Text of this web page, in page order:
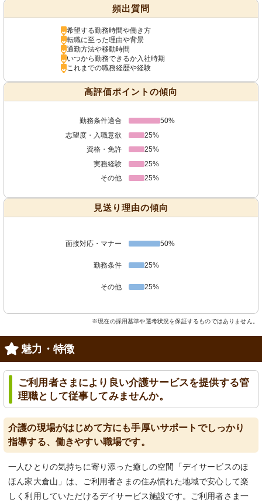
頻出質問
希望する勤務時間や働き方
転職に至った理由や背景
通勤方法や移動時間
いつから勤務できるか入社時期
これまでの職務経歴や経験
高評価ポイントの傾向
勤務条件適合
50%
志望度・入職意欲
25%
資格・免許
25%
実務経験
25%
その他
25%
見送り理由の傾向
面接対応・マナー 50%
勤務条件 25%
その他 25%
※現在の採用基準や選考状況を保証するものではありません。
魅力・特徴
ご利用者さまにより良い介護サービスを提供する管
理職として従事してみませんか。
介護の現場がはじめて方にも手厚いサポートでしっかり
指導する、働きやすい職場です。
一人ひとりの気持ちに寄り添った癒しの空間「デイサービスのほ
ほん家大倉山」は、ご利用者さまの住み慣れた地域で安心して楽
しく利用していただけるデイサービス施設です。ご利用者さま一